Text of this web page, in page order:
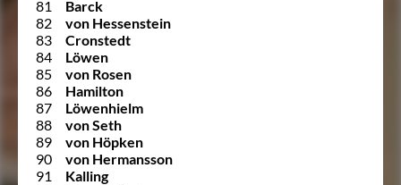
81
Barck
82
von Hessenstein
83
Cronstedt
84
Löwen
85
von Rosen
86
Hamilton
87
Löwenhielm
88
von Seth
89
von Höpken
90
von Hermansson
91
Kalling